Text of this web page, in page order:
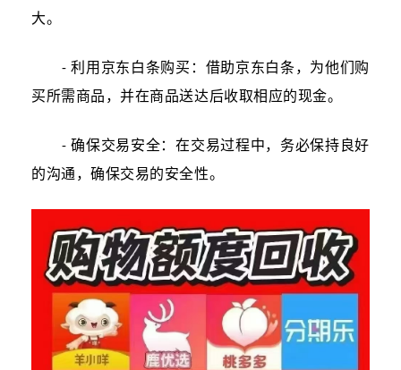
大。
-利用京东白条购买：借助京东白条，为他们购
买所需商品，并在商品送达后收取相应的现金。
-确保交易安全：在交易过程中，务必保持良好
的沟通，确保交易的安全性。